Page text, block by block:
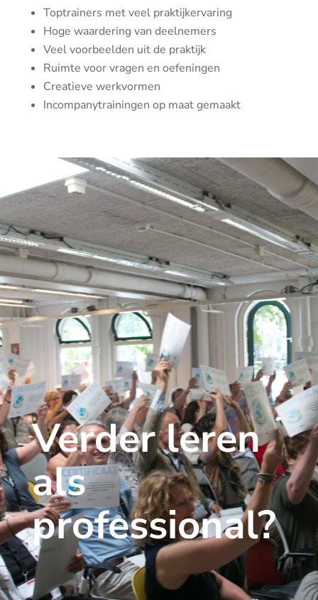
Toptrainers met veel praktijkervaring
Hoge waardering van deelnemers
Veel voorbeelden uit de praktijk
Ruimte voor vragen en oefeningen
Creatieve werkvormen
Incompanytrainingen op maat gemaakt
Verder leren
als
professional?